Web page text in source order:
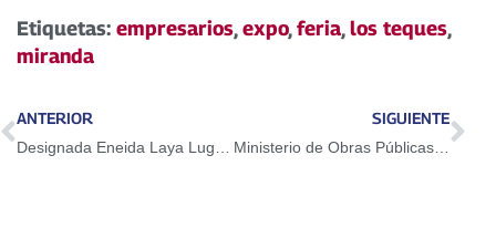
Etiquetas: empresarios,expo,feria,los teques,
miranda
ANTERIOR
Designada Eneida Laya Lugo como Ministra de Comercio Nacional
SIGUIENTE
Ministerio de Obras Públicas realiza mantenimiento a tramo del río Guaire